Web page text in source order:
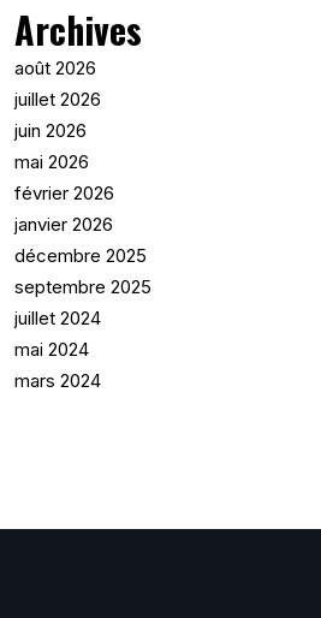
Archives
août 2026
juillet 2026
juin 2026
mai 2026
février 2026
janvier 2026
décembre 2025
septembre 2025
juillet 2024
mai 2024
mars 2024